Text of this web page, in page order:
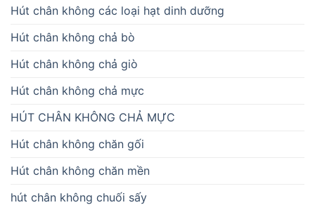
Hút chân không các loại hạt dinh dưỡng
Hút chân không chả bò
Hút chân không chả giò
Hút chân không chả mực
HÚT CHÂN KHÔNG CHẢ MỰC
Hút chân không chăn gối
Hút chân không chăn mền
hút chân không chuối sấy